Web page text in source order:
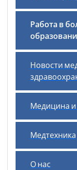
Работа в
Новости
Медицина и
Медтехника
О нас